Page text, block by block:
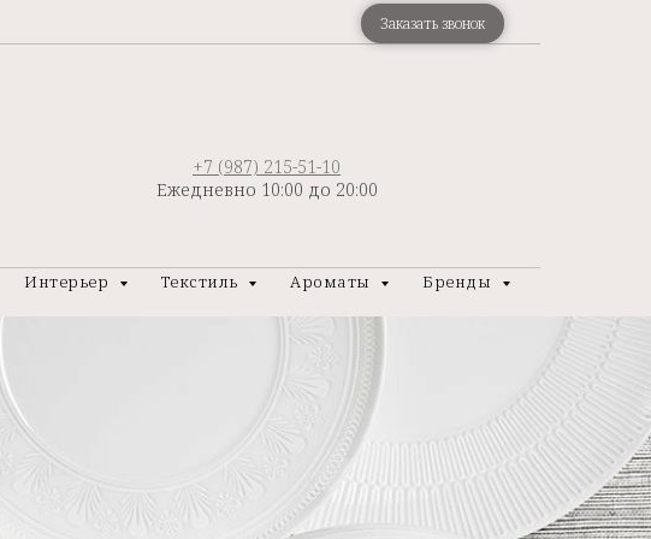
Заказать звонок
+7 (987) 215-51-10
Ежедневно 10:00 до 20:00
Интерьер Текстиль Ароматы
Бренды